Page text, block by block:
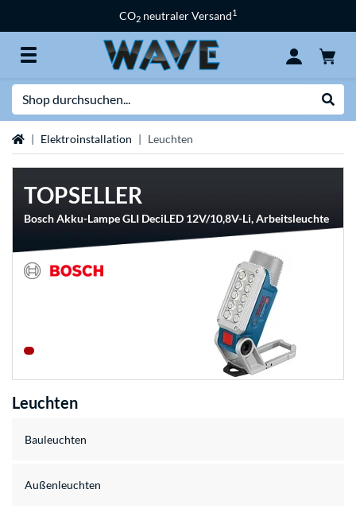
CO2 neutraler Versand1
StartseiteElektroinstallation Leuchten
TOPSELLER
Bosch Akku-Lampe GLI DeciLED 12V/10,8V-Li, Arbeitsleuchte
Leuchten
Bauleuchten
Außenleuchten